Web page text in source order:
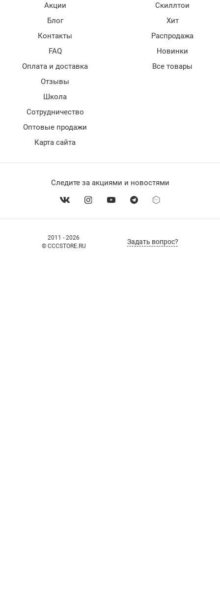
2011 - 2026
© CCCSTORE.RU
Задать вопрос?
Акции
Блог
Контакты
FAQ
Оплата и доставка
Отзывы
Школа
Сотрудничество
Оптовые продажи
Карта сайта
Скиллтои
Хит
Распродажа
Новинки
Все товары
Следите за акциями и новостями